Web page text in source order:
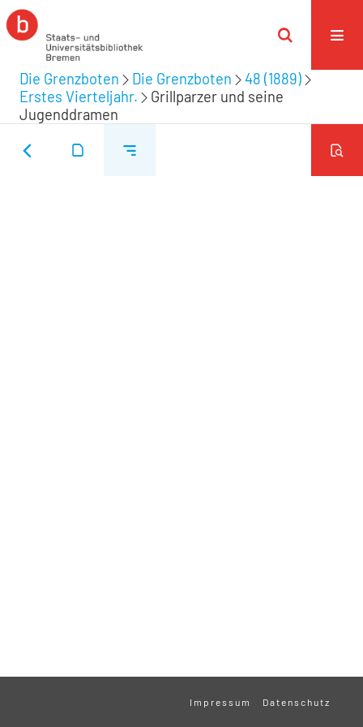
Die Grenzboten Die Grenzboten
48 (1889)
Erstes Vierteljahr.
Grillparzer und seine
Jugenddramen
Impressum Datenschutz